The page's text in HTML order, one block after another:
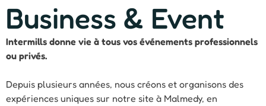
Business & Event
Intermills donne vie à tous vos événements professionnels
ou privés.
Depuis plusieurs années, nous créons et organisons des
expériences uniques sur notre site à Malmedy, en